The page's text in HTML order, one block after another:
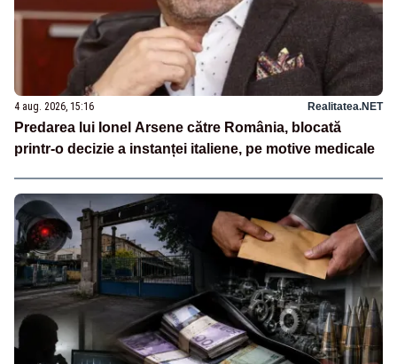
4 aug. 2026, 15:16 Realitatea.NET
Predarea lui Ionel Arsene către România, blocată
printr-o decizie a instanței italiene, pe motive medicale